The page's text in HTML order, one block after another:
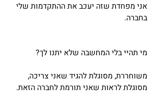
אני מפחדת שזה יעכב את ההתקדמות שלי
בחברה.
מי תהיי בלי המחשבה שלא יתנו לך?
משוחררת, מסוגלת להגיד שאני צריכה,
מסוגלת לראות שאני תורמת לחברה הזאת.